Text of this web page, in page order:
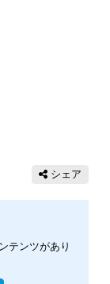
シェア
テンツがあり